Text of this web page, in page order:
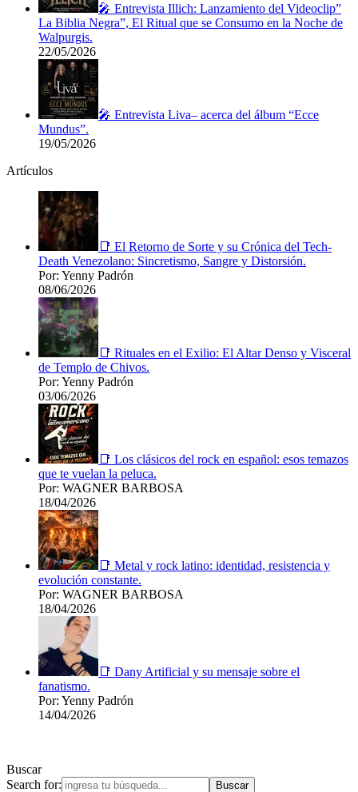
🎤 Entrevista Illich: Lanzamiento del Videoclip”
La Biblia Negra”, El Ritual que se Consumo en la Noche de
Walpurgis.
22/05/2026
🎤 Entrevista Liva– acerca del álbum “Ecce
Mundus”.
19/05/2026
Artículos
📑 El Retorno de Sorte y su Crónica del Tech-
Death Venezolano: Sincretismo, Sangre y Distorsión.
Por: Yenny Padrón
08/06/2026
📑 Rituales en el Exilio: El Altar Denso y Visceral
de Templo de Chivos.
Por: Yenny Padrón
03/06/2026
📑 Los clásicos del rock en español: esos temazos
que te vuelan la peluca.
Por: WAGNER BARBOSA
18/04/2026
📑 Metal y rock latino: identidad, resistencia y
evolución constante.
Por: WAGNER BARBOSA
18/04/2026
📑 Dany Artificial y su mensaje sobre el
fanatismo.
Por: Yenny Padrón
14/04/2026
Buscar
Search for: